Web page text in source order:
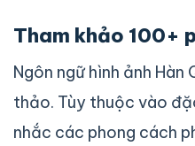
Tham khảo 100+
Ngôn ngữ hình ảnh
thảo. Tùy thuộc vào
nhắc các phong cách